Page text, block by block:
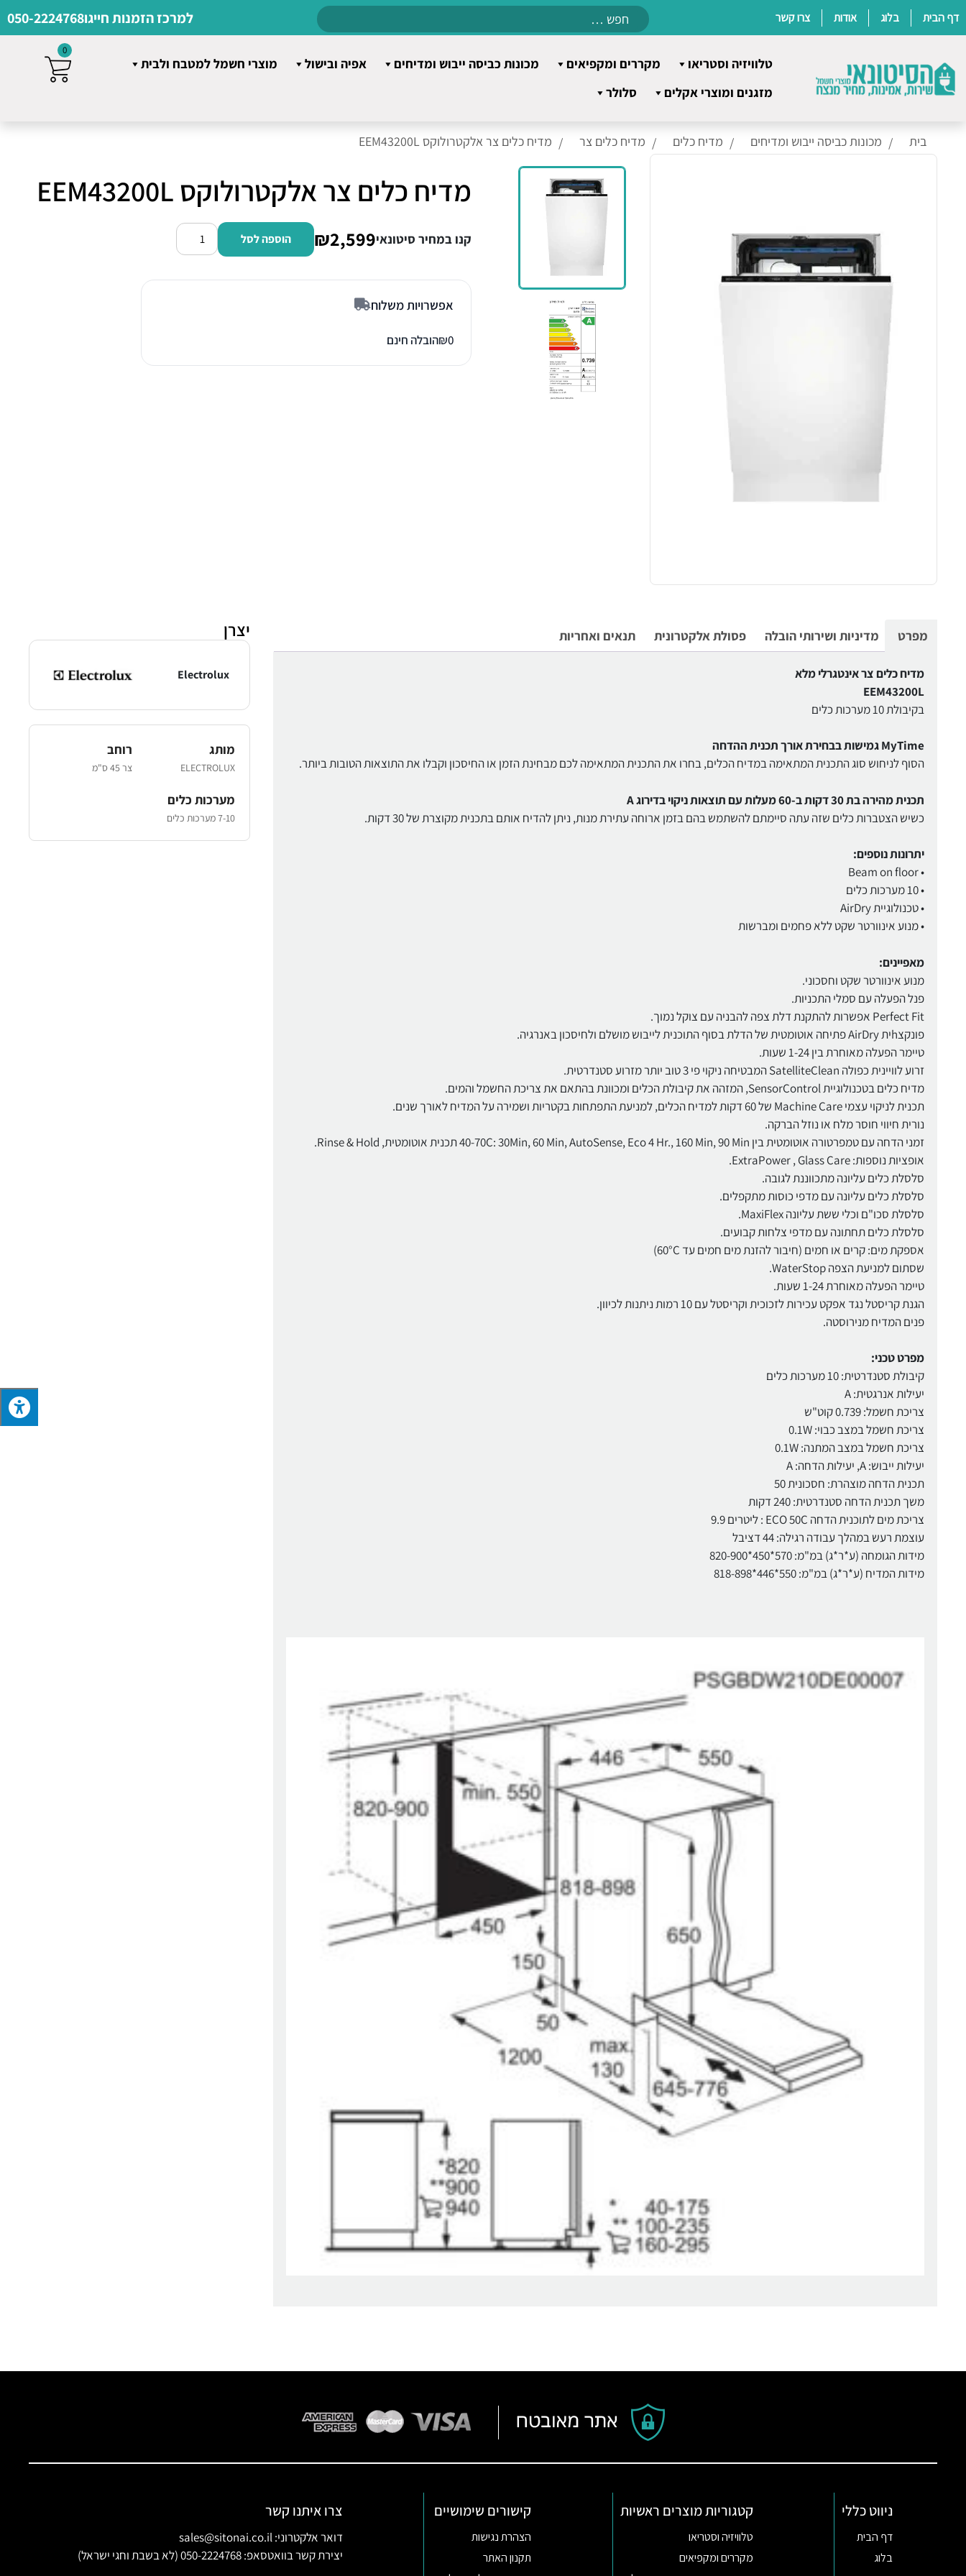
Skip
דף הבית בלוג אודות צרו קשר
Search
למרכז הזמנות חייגו050-2224768
טלוויזיה וסטריאו מקררים ומקפיאים מכונות כביסה ייבוש ומדיחים אפיה ובישול
מוצרי חשמל למטבח ולבית
מזגנים ומוצרי אקלים
סלולר
בית מכונות כביסה ייבוש ומדיחים מדיח כלים מדיח כלים צר מדיח כלים צר אלקטרולוקס EEM43200L
מדיח כלים צר אלקטרולוקס EEM43200L
קנו במחיר סיטונאי₪2,599 הוספה לסל
כמות
EEM43200L
אפשרויות משלוח
₪0 הובלה חינם
מפרט מדיניות ושירותי הובלה פסולת אלקטרונית תנאים ואחריות
מדיח כלים צר אינטגרלי מלא
EEM43200L
בקיבולת 10 מערכות כלים
MyTime גמישות בבחירת אורך תכנית ההדחה
הסוף לניחוש סוג התכנית המתאימה במדיח הכלים, בחרו את התכנית המתאימה לכם מבחינת הזמן או החיסכון וקבלו את התוצאות הטובות ביותר.
תכנית מהירה בת 30 דקות ב-60 מעלות עם תוצאות ניקוי בדירוג A
כשיש הצטברות כלים שזה עתה סיימתם להשתמש בהם בזמן ארוחה עתירת מנות, ניתן להדיח אותם בתכנית מקוצרת של 30 דקות.
יתרונות נוספים:
• Beam on floor
• 10 מערכות כלים
• טכנולוגיית AirDry
• מנוע אינוורטר שקט ללא פחמים ומברשות
מאפיינים:
מנוע אינוורטר שקט וחסכוני.
פנל הפעלה עם סמלי התכניות.
Perfect Fit אפשרות להתקנת דלת צפה להבניה עם צוקל נמוך.
פונקצhית AirDry פתיחה אוטומטית של הדלת בסוף התוכנית לייבוש מושלם ולחיסכון באנרגיה.
טיימר הפעלה מאוחרת בין 1-24 שעות.
זרוע לוויינית כפולה SatelliteClean המבטיחה ניקוי פי 3 טוב יותר מזרוע סטנדרטית.
מדיח כלים בטכנולוגיית SensorControl, המזהה את קיבולת הכלים ומכוונת בהתאם את צריכת החשמל והמים.
תכנית לניקוי עצמי Machine Care של 60 דקות למדיח הכלים, למניעת התפתחות בקטריות ושמירה על המדיח לאורך שנים.
נורית חיווי חוסר מלח או נוזל הברקה.
זמני הדחה עם טמפרטורה אוטומטית בין 40-70C: 30Min, 60 Min, AutoSense, Eco 4 Hr., 160 Min, 90 Min תכנית אוטומטית, Rinse & Hold.
אופציות נוספות: ExtraPower , Glass Care.
סלסלת כלים עליונה מתכווננת לגובה.
סלסלת כלים עליונה עם מדפי כוסות מתקפלים.
סלסלת סכו"ם וכלי ששת עליונה MaxiFlex.
סלסלת כלים תחתונה עם מדפי צלחות קבועים.
אספקת מים: קרים או חמים (חיבור להזנת מים חמים עד 60°C)
שסתום למניעת הצפה WaterStop.
טיימר הפעלה מאוחרת 1-24 שעות.
הגנת קריסטל נגד אפקט עכירות לזכוכית וקריסטל עם 10 רמות ניתנות לכיוון.
פנים המדיח מנירוסטה.
מפרט טכני:
קיבולת סטנדרטית: 10 מערכות כלים
יעילות אנרגטית: A
צריכת חשמל: 0.739 קוט"ש
צריכת חשמל במצב כבוי: 0.1W
צריכת חשמל במצב המתנה: 0.1W
יעילות ייבוש: A, יעילות הדחה: A
תכנית הדחה מוצהרת: חסכונית 50
משך תכנית הדחה סטנדרטית: 240 דקות
צריכת מים לתוכנית הדחה ECO 50C : ליטרים 9.9
עוצמת רעש במהלך עבודה רגילה: 44 דציבל
מידות הגומחה (ע*ר*ג) במ"מ: 570*450*820-900
מידות המדיח (ע*ר*ג) במ"מ: 550*446*818-898
יצרן
Electrolux
מותג
ELECTROLUX
רוחב
צר 45 ס"מ
מערכות כלים
7-10 מערכות כלים
ניווט כללי
דף הבית
בלוג
קטגוריות מוצרים ראשיות
טלוויזיה וסטריאו
מקררים ומקפיאים
קישורים שימושיים
הצהרת נגישות
תקנון האתר
צרו איתנו קשר
דואר אלקטרוני: sales@sitonai.co.il
יצירת קשר בוואטסאפ: 050-2224768 (לא בשבת וחגי ישראל)
0